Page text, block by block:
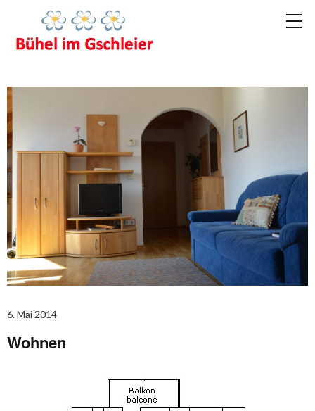
6. Mai 2014
Wohnen